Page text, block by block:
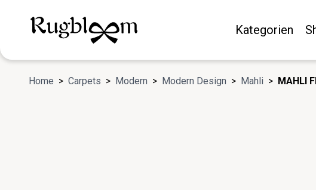
Kategorien
Home > Carpets > Modern > Modern Design > Mahli > MAHLI